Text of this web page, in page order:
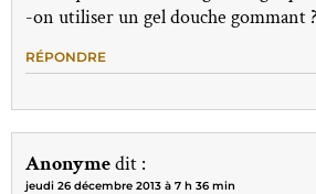
-on utiliser un gel douche gommant ?
RÉPONDRE
Anonymedit :
jeudi 26 décembre 2013 à 7 h 36 min